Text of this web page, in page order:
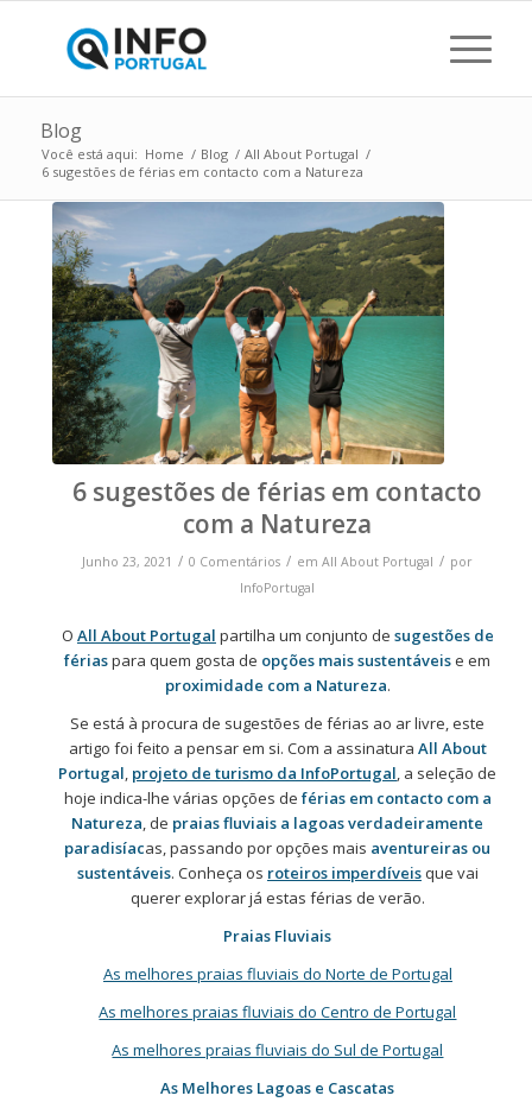
Blog
Você está aqui: Home / Blog / All About Portugal /
6 sugestões de férias em contacto com a Natureza
6 sugestões de férias em contacto
com a Natureza
Junho 23, 2021 / 0 Comentários / emAll About Portugal / por
InfoPortugal
O All About Portugal partilha um conjunto de sugestões de
fériaspara quem gosta de opções mais sustentáveise em
proximidade com a Natureza.
Se está à procura de sugestões de férias ao ar livre, este
artigo foi feito a pensar em si. Com a assinatura All About
Portugal, projeto de turismo da InfoPortugal, a seleção de
hoje indica-lhe várias opções de férias em contacto com a
Natureza, de praias fluviais a lagoas verdadeiramente
paradisíacas, passando por opções mais aventureiras ou
sustentáveis. Conheça os roteiros imperdíveisque vai
querer explorar já estas férias de verão.
Praias Fluviais
As melhores praias fluviais do Norte de Portugal
As melhores praias fluviais do Centro de Portugal
As melhores praias fluviais do Sul de Portugal
As Melhores Lagoas e Cascatas